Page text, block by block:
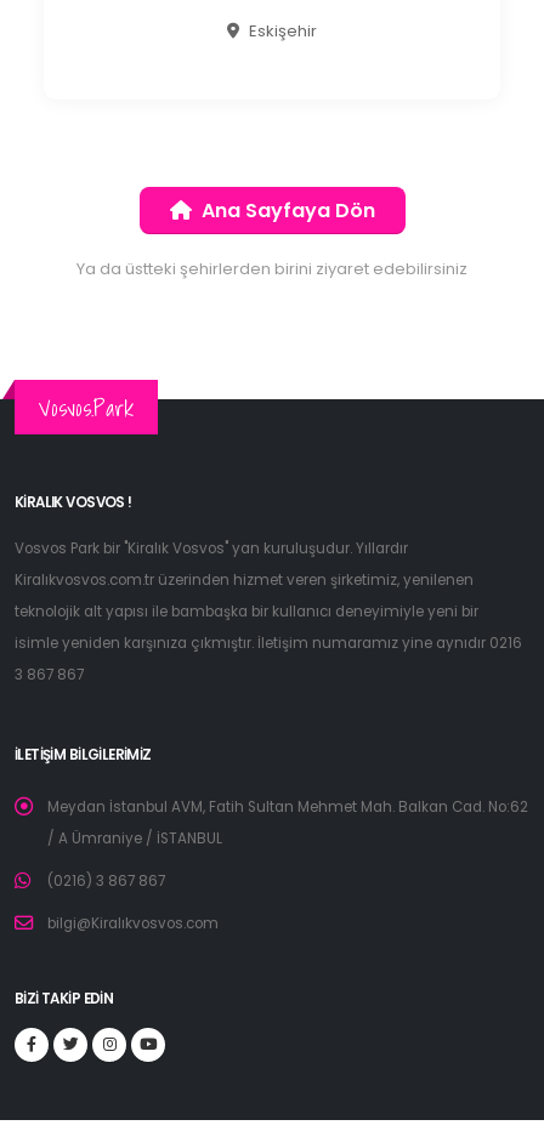
Eskişehir
Ana Sayfaya Dön
Ya da üstteki şehirlerden birini ziyaret edebilirsiniz
Vosvos.Park
KIRALIK VOSVOS !
Vosvos Park bir "Kiralık Vosvos" yan kuruluşudur. Yıllardır
Kiralıkvosvos.com.tr üzerinden hizmet veren şirketimiz, yenilenen
teknolojik alt yapısı ile bambaşka bir kullanıcı deneyimiyle yeni bir
isimle yeniden karşınıza çıkmıştır. İletişim numaramız yine aynıdır 0216
3 867 867
İLETIŞIM BILGILERIMIZ
Meydan İstanbul AVM, Fatih Sultan Mehmet Mah. Balkan Cad. No:62
/ A Ümraniye / İSTANBUL
(0216) 3 867 867
bilgi@Kiralıkvosvos.com
BIZI TAKIP EDIN